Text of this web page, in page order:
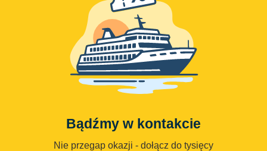
Bądźmy w kontakcie
Nie przegap okazji - dołącz do tysięcy